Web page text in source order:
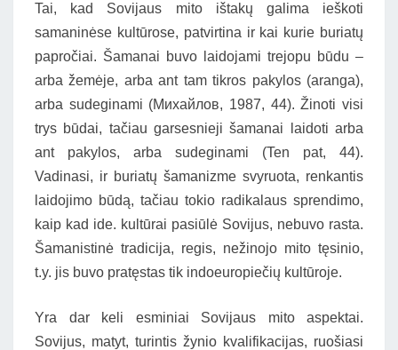
Tai, kad Sovijaus mito ištakų galima ieškoti
samaninėse kultūrose, patvirtina ir kai kurie buriatų
papročiai. Šamanai buvo laidojami trejopu būdu –
arba žemėje, arba ant tam tikros pakylos (aranga),
arba sudeginami (Михайлов, 1987, 44). Žinoti visi
trys būdai, tačiau garsesnieji šamanai laidoti arba
ant pakylos, arba sudeginami (Ten pat, 44).
Vadinasi, ir buriatų šamanizme svyruota, renkantis
laidojimo būdą, tačiau tokio radikalaus sprendimo,
kaip kad ide. kultūrai pasiūlė Sovijus, nebuvo rasta.
Šamanistinė tradicija, regis, nežinojo mito tęsinio,
t.y. jis buvo pratęstas tik indoeuropiečių kultūroje.
Yra dar keli esminiai Sovijaus mito aspektai.
Sovijus, matyt, turintis žynio kvalifikacijas, ruošiasi